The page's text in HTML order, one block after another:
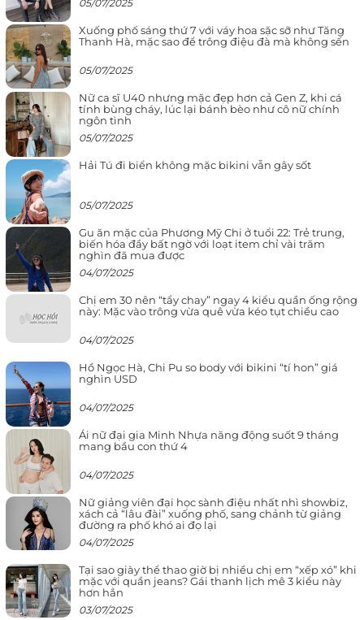
05/07/2025
Xuống phố sáng thứ 7 với váy hoa sặc sỡ như Tăng
Thanh Hà, mặc sao để trông điệu đà mà không sến
05/07/2025
Nữ ca sĩ U40 nhưng mặc đẹp hơn cả Gen Z, khi cá
tính bùng cháy, lúc lại bánh bèo như cô nữ chính
ngôn tình
05/07/2025
Hải Tú đi biển không mặc bikini vẫn gây sốt
05/07/2025
Gu ăn mặc của Phương Mỹ Chi ở tuổi 22: Trẻ trung,
biến hóa đầy bất ngờ với loạt item chỉ vài trăm
nghìn đã mua được
04/07/2025
Chị em 30 nên “tẩy chay” ngay 4 kiểu quần ống rộng
này: Mặc vào trông vừa quê vừa kéo tụt chiều cao
04/07/2025
Hồ Ngọc Hà, Chi Pu so body với bikini “tí hon” giá
nghìn USD
04/07/2025
Ái nữ đại gia Minh Nhựa năng động suốt 9 tháng
mang bầu con thứ 4
04/07/2025
Nữ giảng viên đại học sành điệu nhất nhì showbiz,
xách cả “lâu đài” xuống phố, sang chảnh từ giảng
đường ra phố khó ai đọ lại
04/07/2025
Tại sao giày thể thao giờ bị nhiều chị em “xếp xó” khi
mặc với quần jeans? Gái thanh lịch mê 3 kiểu này
hơn hẳn
03/07/2025